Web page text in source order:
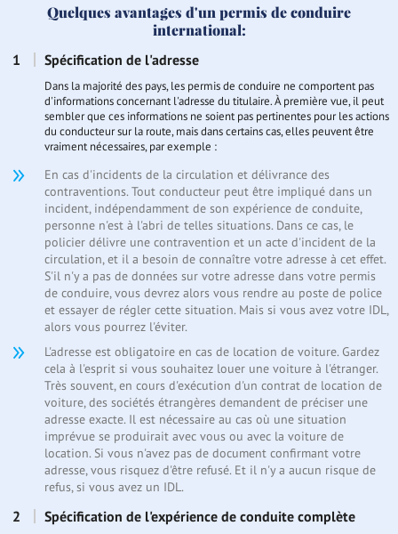
Quelques avantages d'un permis de conduire
international:
Spécification de l'adresse
Dans la majorité des pays, les permis de conduire ne comportent pas
d'informations concernant l'adresse du titulaire. À première vue, il peut
sembler que ces informations ne soient pas pertinentes pour les actions
du conducteur sur la route, mais dans certains cas, elles peuvent être
vraiment nécessaires, par exemple :
En cas d'incidents de la circulation et délivrance des
contraventions. Tout conducteur peut être impliqué dans un
incident, indépendamment de son expérience de conduite,
personne n'est à l'abri de telles situations. Dans ce cas, le
policier délivre une contravention et un acte d'incident de la
circulation, et il a besoin de connaître votre adresse à cet effet.
S'il n'y a pas de données sur votre adresse dans votre permis
de conduire, vous devrez alors vous rendre au poste de police
et essayer de régler cette situation. Mais si vous avez votre IDL,
alors vous pourrez l'éviter.
L'adresse est obligatoire en cas de location de voiture. Gardez
cela à l'esprit si vous souhaitez louer une voiture à l'étranger.
Très souvent, en cours d'exécution d'un contrat de location de
voiture, des sociétés étrangères demandent de préciser une
adresse exacte. Il est nécessaire au cas où une situation
imprévue se produirait avec vous ou avec la voiture de
location. Si vous n'avez pas de document confirmant votre
adresse, vous risquez d'être refusé. Et il n'y a aucun risque de
refus, si vous avez un IDL.
Spécification de l'expérience de conduite complète